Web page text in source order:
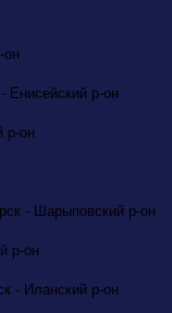
он
Енисейский р-он
р-он
- Шарыповский р-он
р-он
- Иланский р-он